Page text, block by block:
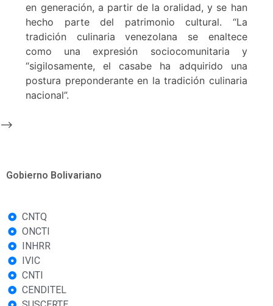
en generación, a partir de la oralidad, y se han
hecho parte del patrimonio cultural. “La
tradición culinaria venezolana se enaltece
como una expresión sociocomunitaria y
“sigilosamente, el casabe ha adquirido una
postura preponderante en la tradición culinaria
nacional”.
-->
Gobierno Bolivariano
CNTQ
ONCTI
INHRR
IVIC
CNTI
CENDITEL